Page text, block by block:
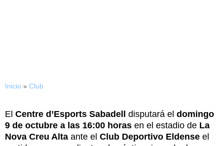
Inicio » Club
El Centre d’Esports Sabadell disputará el domingo
9 de octubre a las 16:00 horas en el estadio de La
Nova Creu Alta ante el Club Deportivo Eldense el